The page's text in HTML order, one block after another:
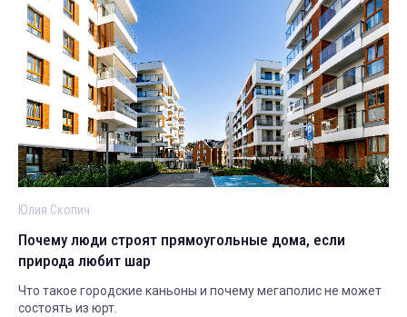
Юлия Скопич
Почему люди строят прямоугольные дома, если
природа любит шар
Что такое городские каньоны и почему мегаполис не может
состоять из юрт.